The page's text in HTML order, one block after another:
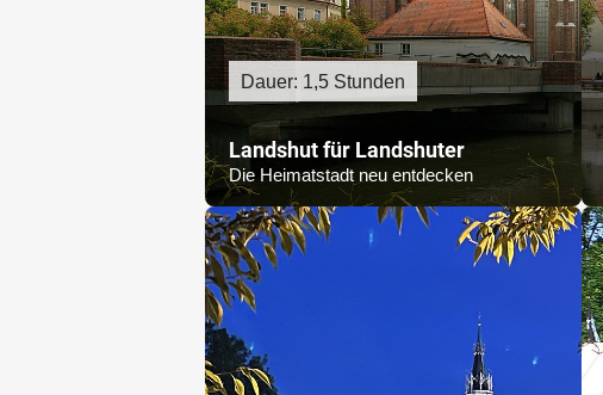
Dauer: 1,5 Stunden
Landshut für Landshuter
Die Heimatstadt neu entdecken